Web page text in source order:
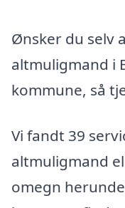
Ønsker du selv
altmuligmand i
kommune, så
Vi fandt 39
altmuligmand
omegn